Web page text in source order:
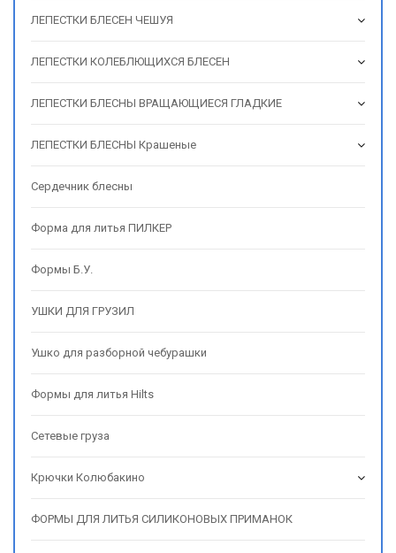
ЛЕПЕСТКИ БЛЕСЕН ЧЕШУЯ
ЛЕПЕСТКИ КОЛЕБЛЮЩИХСЯ БЛЕСЕН
ЛЕПЕСТКИ БЛЕСНЫ ВРАЩАЮЩИЕСЯ ГЛАДКИЕ
ЛЕПЕСТКИ БЛЕСНЫ Крашеные
Сердечник блесны
Форма для литья ПИЛКЕР
Формы Б.У.
УШКИ ДЛЯ ГРУЗИЛ
Ушко для разборной чебурашки
Формы для литья Hilts
Сетевые груза
Крючки Колюбакино
ФОРМЫ ДЛЯ ЛИТЬЯ СИЛИКОНОВЫХ ПРИМАНОК